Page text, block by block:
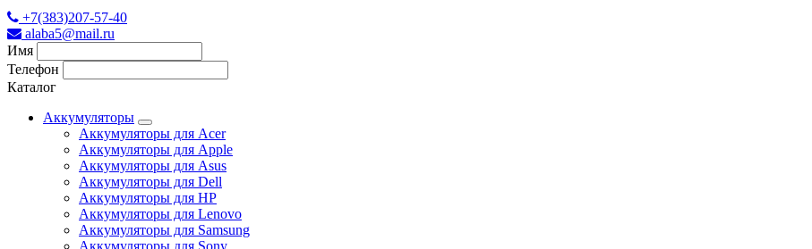
+7(383)207-57-40
alaba5@mail.ru
Имя
Телефон
Каталог
Аккумуляторы
Аккумуляторы для Acer
Аккумуляторы для Apple
Аккумуляторы для Asus
Аккумуляторы для Dell
Аккумуляторы для HP
Аккумуляторы для Lenovo
Аккумуляторы для Samsung
Аккумуляторы для Sony